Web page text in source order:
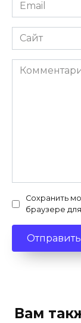
*
Сайт
Сохранить
браузере
Вам